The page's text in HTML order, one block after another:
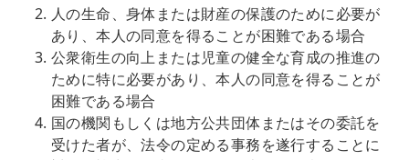
人の生命、身体または財産の保護のために必要が
あり、本人の同意を得ることが困難である場合
公衆衛生の向上または児童の健全な育成の推進の
ために特に必要があり、本人の同意を得ることが
困難である場合
国の機関もしくは地方公共団体またはその委託を
受けた者が、法令の定める事務を遂行することに